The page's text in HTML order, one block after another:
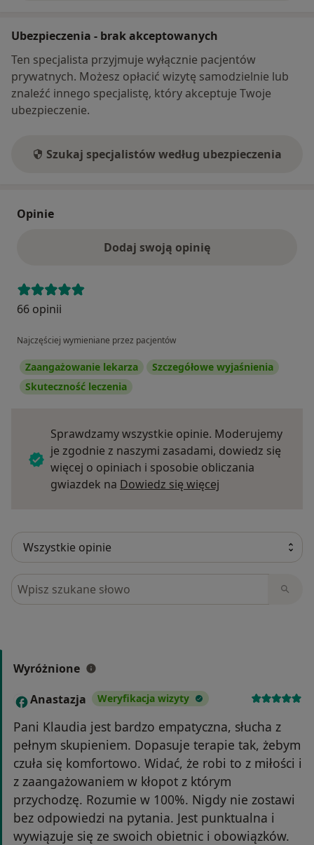
Ubezpieczenia - brak akceptowanych
Ten specjalista przyjmuje wyłącznie pacjentów
prywatnych. Możesz opłacić wizytę samodzielnie lub
znaleźć innego specjalistę, który akceptuje Twoje
ubezpieczenie.
Szukaj specjalistów według ubezpieczenia
Opinie
Dodaj swoją opinię
66 opinii
Najczęściej wymieniane przez pacjentów
Zaangażowanie lekarza
Szczegółowe wyjaśnienia
Skuteczność leczenia
Sprawdzamy wszystkie opinie. Moderujemy
je zgodnie z naszymi zasadami, dowiedz się
więcej o opiniach i sposobie obliczania
gwiazdek na Dowiedz się więcej
Szukaj w opiniach
Wyróżnione
A Anastazja Weryfikacja wizyty
Pani Klaudia jest bardzo empatyczna, słucha z
pełnym skupieniem. Dopasuje terapie tak, żebym
czuła się komfortowo. Widać, że robi to z miłości i
z zaangażowaniem w kłopot z którym
przychodzę. Rozumie w 100%. Nigdy nie zostawi
bez odpowiedzi na pytania. Jest punktualna i
wywiązuje się ze swoich obietnic i obowiązków.